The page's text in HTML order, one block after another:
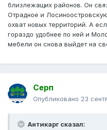
близлежащих районов. Он
Отрадное и
охват новых территорий. А
гораздо удобнее по ней и
мебели он снова выйдет на
Серп
Опубликовано 23
Антикарг сказал: